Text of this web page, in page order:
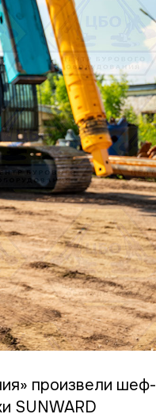
произвели шеф-
SUNWARD